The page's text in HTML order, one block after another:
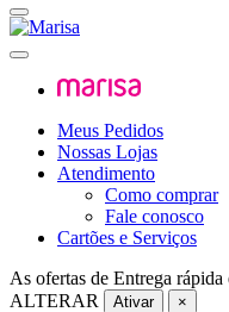
Meus Pedidos
Nossas Lojas
Atendimento
Como comprar
Fale conosco
Cartões e Serviços
As ofertas de Entrega rápida
ALTERAR
Ativar ×